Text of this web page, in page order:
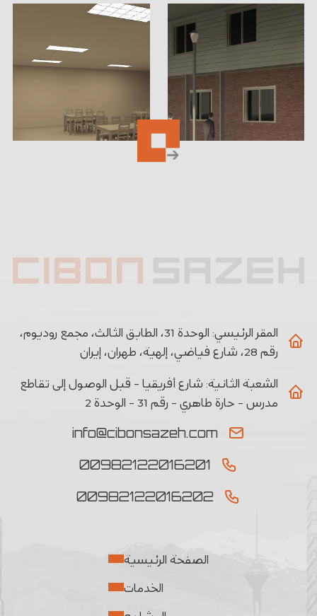
المقر الرئيسي:
الوحدة 31، الطابق الثالث، مجمع روديوم،
رقم 28، شارع فياضي، إلهية، طهران، إيران
الشعبة الثانیة: شارع أفريقيا - قبل الوصول إلى تقاطع
مدرس - حارة طاهري - رقم 31 - الوحدة 2
info@cibonsazeh.com
00982122016201
00982122016202
الصفحة الرئيسية
الخدمات